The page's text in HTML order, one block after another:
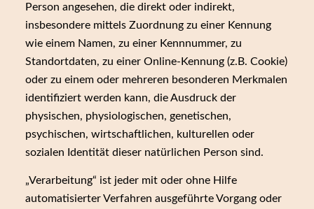
Person angesehen, die direkt oder indirekt,
insbesondere mittels Zuordnung zu einer Kennung
wie einem Namen, zu einer Kennnummer, zu
Standortdaten, zu einer Online-Kennung (z.B. Cookie)
oder zu einem oder mehreren besonderen Merkmalen
identifiziert werden kann, die Ausdruck der
physischen, physiologischen, genetischen,
psychischen, wirtschaftlichen, kulturellen oder
sozialen Identität dieser natürlichen Person sind.
„Verarbeitung“ ist jeder mit oder ohne Hilfe
automatisierter Verfahren ausgeführte Vorgang oder